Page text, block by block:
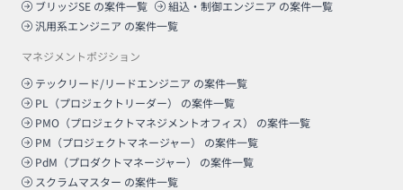
ブリッジSE の案件一覧 組込・制御エンジニア の案件一覧
汎用系エンジニア の案件一覧
マネジメントポジション
テックリード/リードエンジニア の案件一覧
PL（プロジェクトリーダー）
の案件一覧
PMO（プロジェクトマネジメントオフィス）
の案件一覧
PM（プロジェクトマネージャー）
の案件一覧
PdM（プロダクトマネージャー）
の案件一覧
スクラムマスター の案件一覧